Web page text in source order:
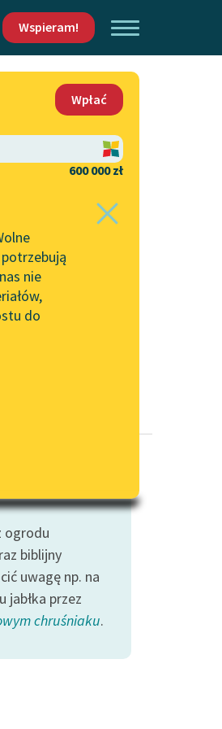
Wspieram!
Lektur
promocyjne
dostępności
Wpłać
600 000 zł
nie
do
ogrodu
biblijny
uwagę np. na
jabłka przez
chruśniaku.